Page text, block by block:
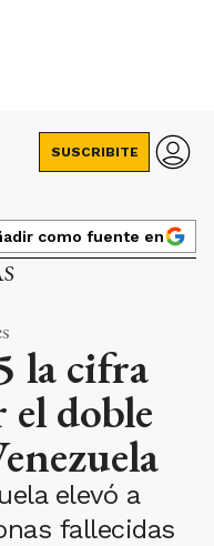
SUSCRIBITE
como fuente en
la cifra
doble
elevó a
fallecidas